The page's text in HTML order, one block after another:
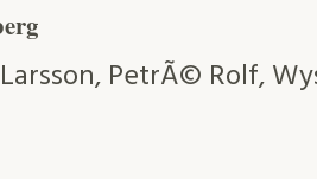
PetrÃ© Rolf,